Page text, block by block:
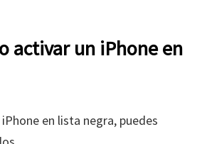
activar un iPhone en
en lista negra, puedes